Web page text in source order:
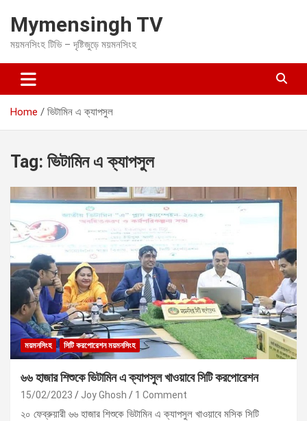
t
c
Mymensingh TV
ময়মনসিংহ টিভি – দৃষ্টিজুড়ে ময়মনসিংহ
Home ভিটামিন এ ক্যাপসুল
Tag: ভিটামিন এ ক্যাপসুল
ময়মনসিংহ সিটি করপোরেশন ময়মনসিংহ
৬৬ হাজার শিশুকে ভিটামিন এ ক্যাপসুল খাওয়াবে সিটি করপোরেশন
15/02/2023 Joy Ghosh 1 Comment
২০ ফেব্রুয়ারী ৬৬ হাজার শিশুকে ভিটামিন এ ক্যাপসুল খাওয়াবে মসিক সিটি